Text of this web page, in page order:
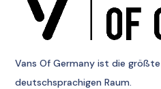
Vans Of Germany ist die
deutschsprachigen Raum.